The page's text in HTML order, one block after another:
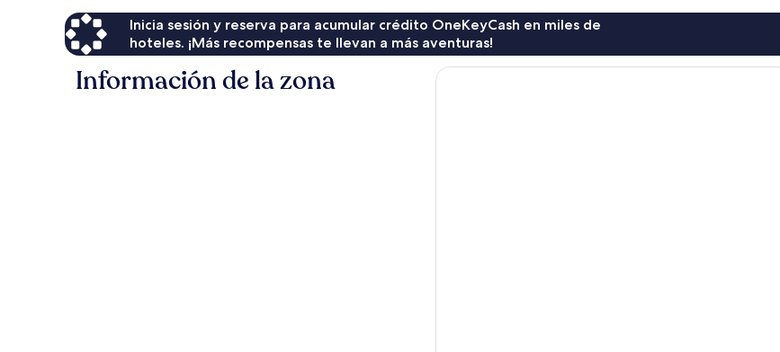
Inicia sesión y reserva para acumular crédito OneKeyCash en miles de
hoteles. ¡Más recompensas te llevan a más aventuras!
Información de la zona